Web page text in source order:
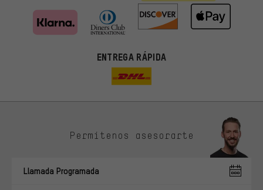
ENTREGA RÁPIDA
Permítenos asesorarte
Llamada Programada
ti. Las cookies de marketing nos ayudan a identificar tus